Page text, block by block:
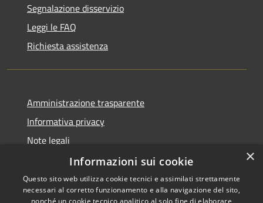
Segnalazione disservizio
Leggi le FAQ
Richiesta assistenza
Amministrazione trasparente
Informativa privacy
Note legali
Dichiarazione di accessibilità
×
Informazioni sui cookie
Questo sito web utilizza cookie tecnici e assimilati strettamente
necessari al corretto funzionamento e alla navigazione del sito,
nonché un cookie tecnico analitico al solo fine di elaborare